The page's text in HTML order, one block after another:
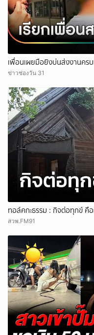
เพื่อนเผยมือยิงบ่นส่งงานคร
ข่าวช่องวัน 31
ทอล์คกะธรรม : กิจต่อทุกข์ คื
สวพ.FM91